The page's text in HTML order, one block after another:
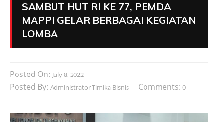
SAMBUT HUT RI KE 77, PEMDA
MAPPI GELAR BERBAGAI KEGIATAN
LOMBA
Posted On: July 8, 2022
Posted By: Administrator Timika Bisnis Comments: 0